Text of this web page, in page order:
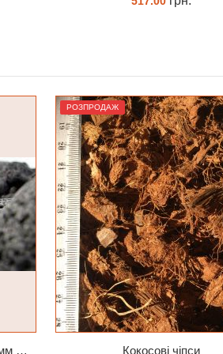
Лава вулканична чорна 10-25 мм 1 л
РОЗПРОДАЖ
Кокосові чіпси